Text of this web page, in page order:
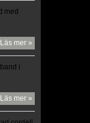
med
Läs mer »
i
Läs mer »